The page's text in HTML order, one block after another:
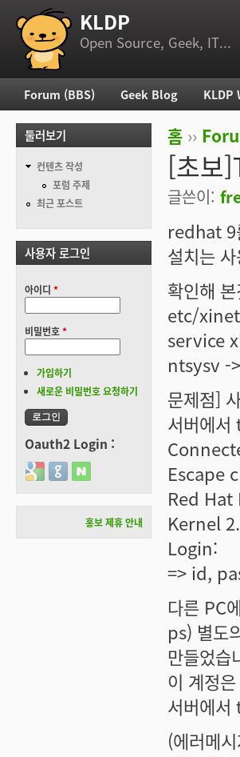
부 메뉴 KLDP
Open Source, Geek, IT...
현재 위치
홈 ››
[초보
글쓴이:
redhat 9
설치는
확인해 본
etc/
service
ntsysv -
문제점]
서버에
Escape
Red
Kernel
Login:
=> id,
다른 PC
ps) 별도
만들었습
이 계정
서버에
(에러메
주 메뉴
Forum (BBS) Geek Blog KLDP
둘러보기
컨텐츠 작성
포럼 주제
최근 포스트
사용자 로그인
아이디 *
비밀번호*
가입하기
새로운 비밀번호 요청하기
Oauth2 Login :
Login with Google
Login with GitHub
Login with Naver
홍보 제휴 안내